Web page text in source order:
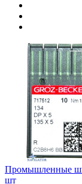
Промышленные
шт